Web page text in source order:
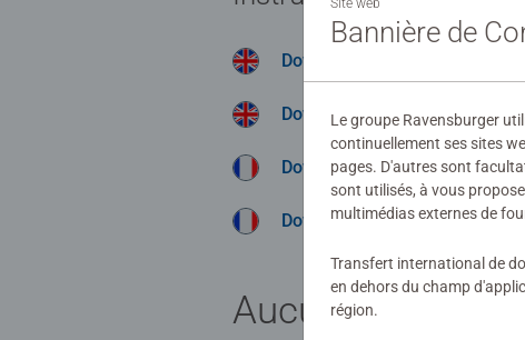
Download
Download
Download
Download
Aucune
Site web
Bannière de
Le groupe Ravensburger
continuellement ses sites
pages. D'autres sont
sont utilisés, à vous
multimédias externes de
Transfert international de
en dehors du champ
région.